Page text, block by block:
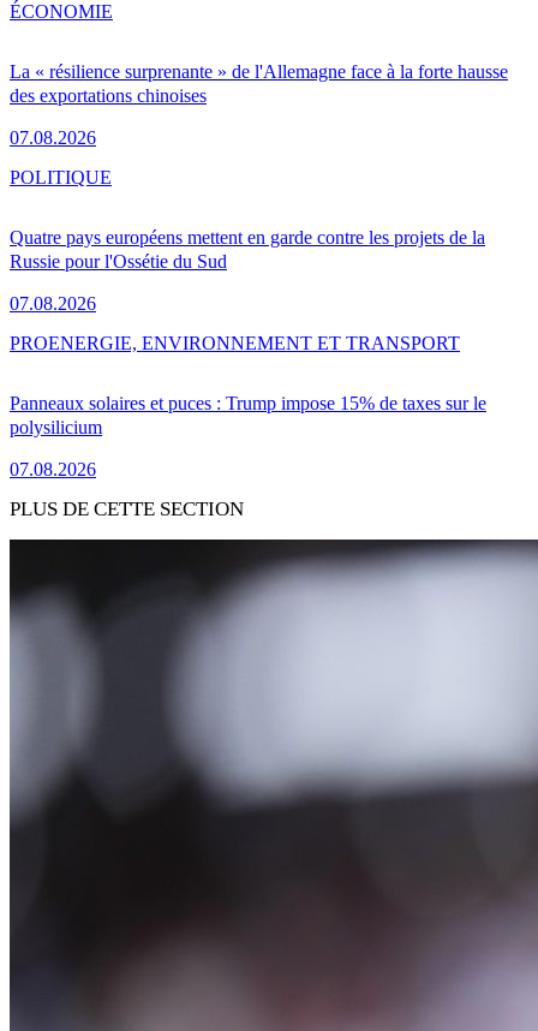
La « résilience surprenante » de l'Allemagne face à la forte hausse
des exportations chinoises
07.08.2026
ÉCONOMIE
Quatre pays européens mettent en garde contre les projets de la
Russie pour l'Ossétie du Sud
07.08.2026
POLITIQUE
Panneaux solaires et puces : Trump impose 15% de taxes sur le
polysilicium
07.08.2026
PROENERGIE, ENVIRONNEMENT ET TRANSPORT
PLUS DE CETTE SECTION